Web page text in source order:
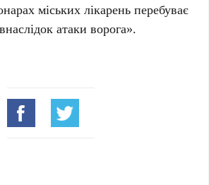
міських лікарень перебуває
внаслідок атаки ворога».